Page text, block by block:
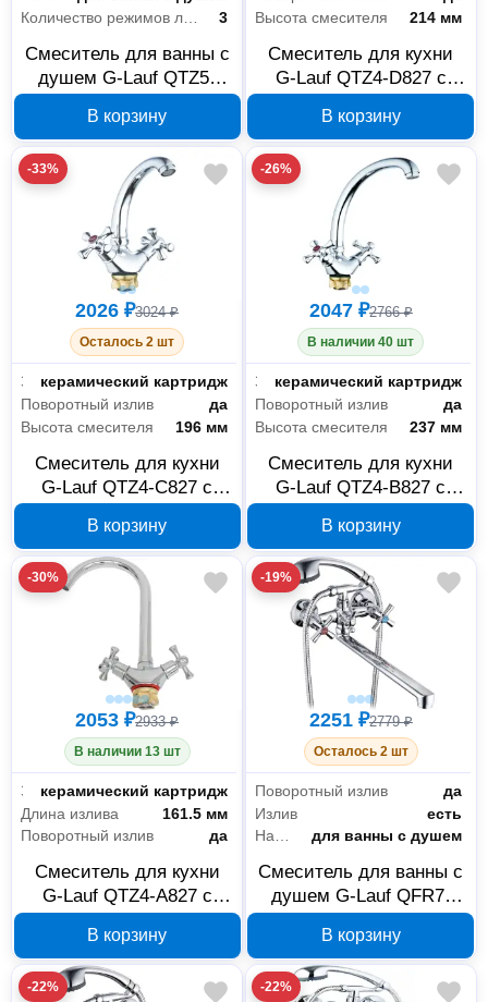
3
Смеситель для ванны с
душем G-Lauf QTZ5-
В корзину
Высота смесителя
214 мм
Смеситель для кухни
G-Lauf QTZ4-D827 с
360 градусов, хром
В корзину
-33%
2026 ₽3024 ₽
Осталось 2 шт
Запорный клапанкерамический картридж
Поворотный излив
да
Высота смесителя
196 мм
Смеситель для кухни
G-Lauf QTZ4-C827 с
360 градусов, хром
В корзину
-26%
2047 ₽2766 ₽
В наличии 40 шт
Запорный клапанкерамический картридж
Поворотный излив
да
Высота смесителя
237 мм
Смеситель для кухни
G-Lauf QTZ4-B827 с
360 градусов, хром
В корзину
-30%
2053 ₽2933 ₽
В наличии 13 шт
Запорный клапанкерамический картридж
Длина излива
161.5 мм
Поворотный излив
да
Смеситель для кухни
G-Lauf QTZ4-A827 с
360 градусов, хром
В корзину
-19%
2251 ₽2779 ₽
Осталось 2 шт
Поворотный излив
да
Излив
есть
Назначение
для ванны с душем
Смеситель для ванны с
душем G-Lauf QFR7-
поворотным изливом
321 мм, хром
В корзину
-22% -22%